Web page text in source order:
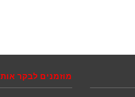
מוזמנים לבקר